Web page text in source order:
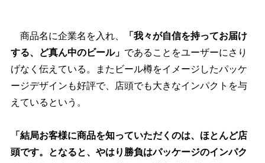
商品名に企業名を入れ、
「我々が自信を持ってお届け
する、ど真ん中のビール」 であることをユーザーにさり
げなく伝えている。またビール樽をイメージしたパッケ
ージデザインも好評で、店頭でも大きなインパクトを与
えているという。
「結局お客様に商品を知っていただくのは、ほとんど店
頭です。となると、やはり勝負はパッケージのインパク